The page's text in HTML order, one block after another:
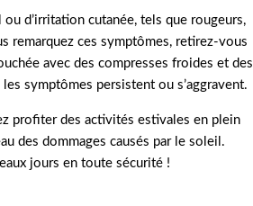
d’irritation cutanée, tels que rougeurs,
remarquez ces symptômes, retirez-vous
avec des compresses froides et des
symptômes persistent ou s’aggravent.
profiter des activités estivales en plein
des dommages causés par le soleil.
jours en toute sécurité !